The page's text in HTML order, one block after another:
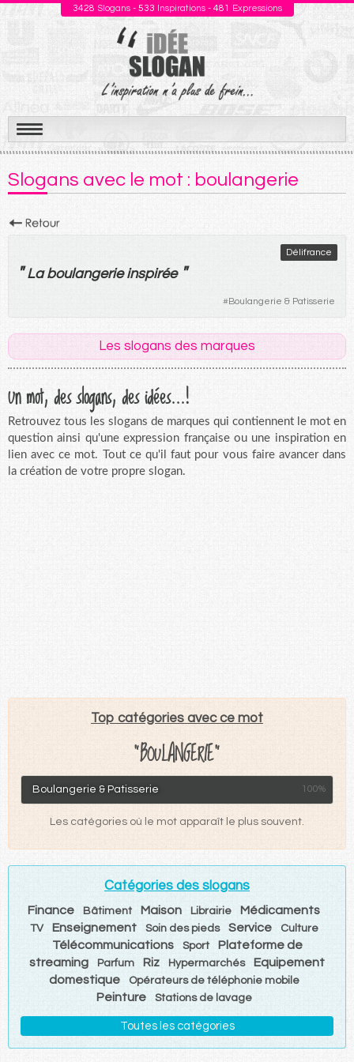
3428 Slogans - 533 Inspirations - 481 Expressions
Aller
au
contenu
Slogans avec le mot : boulangerie
Délifrance
" La boulangerie inspirée "
#Boulangerie & Patisserie
Les slogans des marques
Un mot, des slogans, des idées...!
Retrouvez tous les slogans de marques qui contiennent le mot en
question ainsi qu'une expression française ou une inspiration en
lien avec ce mot. Tout ce qu'il faut pour vous faire avancer dans
la création de votre propre slogan.
Top catégories avec ce mot
"BOULANGERIE"
Boulangerie & Patisserie 100%
Les catégories où le mot apparaît le plus souvent.
Catégories des slogans
Finance Bâtiment Maison Librairie Médicaments
TV Enseignement Soin des pieds Service Culture
Télécommunications Sport
Plateforme de
streaming
Parfum Riz Hypermarchés
Equipement
domestique
Opérateurs de téléphonie mobile
Peinture Stations de lavage
Toutes les catégories